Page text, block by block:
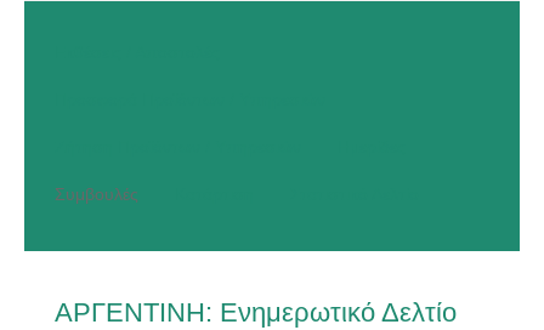
Συμβουλές
ΑΡΓΕΝΤΙΝΗ: Ενημερωτικό Δελτίο